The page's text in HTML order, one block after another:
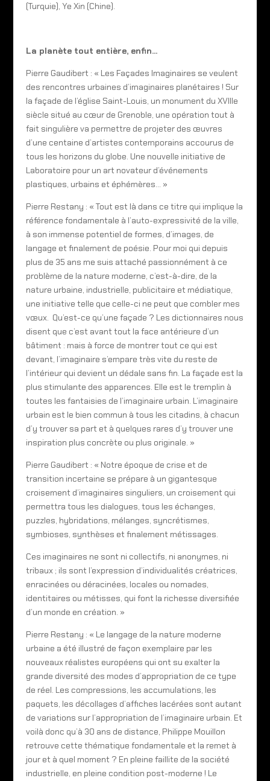
(Turquie), Ye Xin (Chine).
La planète tout entière, enfin…
Pierre Gaudibert : « Les Façades Imaginaires se veulent
des rencontres urbaines d’imaginaires planétaires ! Sur
la façade de l’église Saint-Louis, un monument du XVIIIe
siècle situé au cœur de Grenoble, une opération tout à
fait singulière va permettre de projeter des œuvres
d’une centaine d’artistes contemporains accourus de
tous les horizons du globe. Une nouvelle initiative de
Laboratoire pour un art novateur d’événements
plastiques, urbains et éphémères… »
Pierre Restany : « Tout est là dans ce titre qui implique la
référence fondamentale à l’auto-expressivité de la ville,
à son immense potentiel de formes, d’images, de
langage et finalement de poésie. Pour moi qui depuis
plus de 35 ans me suis attaché passionnément à ce
problème de la nature moderne, c’est-à-dire, de la
nature urbaine, industrielle, publicitaire et médiatique,
une initiative telle que celle-ci ne peut que combler mes
vœux. Qu’est-ce qu’une façade ? Les dictionnaires nous
disent que c’est avant tout la face antérieure d’un
bâtiment : mais à force de montrer tout ce qui est
devant, l’imaginaire s’empare très vite du reste de
l’intérieur qui devient un dédale sans fin. La façade est la
plus stimulante des apparences. Elle est le tremplin à
toutes les fantaisies de l’imaginaire urbain. L’imaginaire
urbain est le bien commun à tous les citadins, à chacun
d’y trouver sa part et à quelques rares d’y trouver une
inspiration plus concrète ou plus originale. »
Pierre Gaudibert : « Notre époque de crise et de
transition incertaine se prépare à un gigantesque
croisement d’imaginaires singuliers, un croisement qui
permettra tous les dialogues, tous les échanges,
puzzles, hybridations, mélanges, syncrétismes,
symbioses, synthèses et finalement métissages.
Ces imaginaires ne sont ni collectifs, ni anonymes, ni
tribaux ; ils sont l’expression d’individualités créatrices,
enracinées ou déracinées, locales ou nomades,
identitaires ou métisses, qui font la richesse diversifiée
d’un monde en création. »
Pierre Restany : « Le langage de la nature moderne
urbaine a été illustré de façon exemplaire par les
nouveaux réalistes européens qui ont su exalter la
grande diversité des modes d’appropriation de ce type
de réel. Les compressions, les accumulations, les
paquets, les décollages d’affiches lacérées sont autant
de variations sur l’appropriation de l’imaginaire urbain. Et
voilà donc qu’à 30 ans de distance, Philippe Mouillon
retrouve cette thématique fondamentale et la remet à
jour et à quel moment ? En pleine faillite de la société
industrielle, en pleine condition post-moderne ! Le